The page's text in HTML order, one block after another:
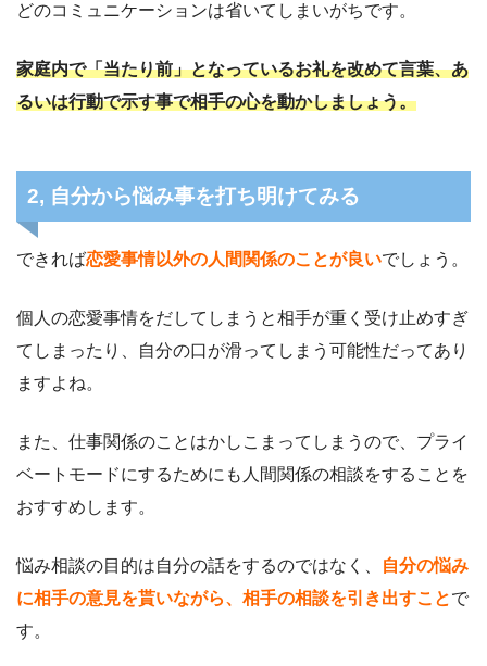
どのコミュニケーションは省いてしまいがちです。
家庭内で「当たり前」となっているお礼を改めて言葉、あ
るいは行動で示す事で相手の心を動かしましょう。
2, 自分から悩み事を打ち明けてみる
できれば恋愛事情以外の人間関係のことが良いでしょう。
個人の恋愛事情をだしてしまうと相手が重く受け止めすぎ
てしまったり、自分の口が滑ってしまう可能性だってあり
ますよね。
また、仕事関係のことはかしこまってしまうので、プライ
ベートモードにするためにも人間関係の相談をすることを
おすすめします。
悩み相談の目的は自分の話をするのではなく、
自分の悩み
に相手の意見を貰いながら、相手の相談を引き出すことで
す。